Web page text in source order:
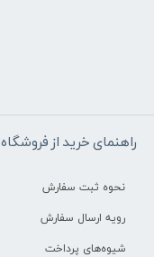
راهنمای خرید از فروشگاه
نحوه ثبت سفارش
رویه ارسال سفارش
شیوه‌های پرداخت